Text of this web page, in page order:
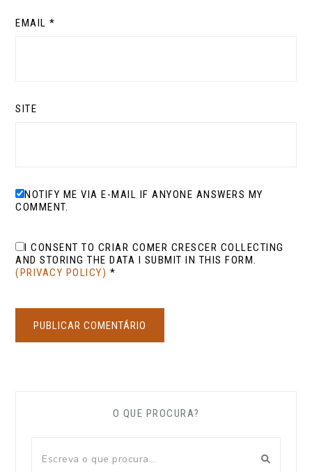
EMAIL *
SITE
NOTIFY ME VIA E-MAIL IF ANYONE ANSWERS MY
COMMENT.
I CONSENT TO CRIAR COMER CRESCER COLLECTING
AND STORING THE DATA I SUBMIT IN THIS FORM.
(PRIVACY POLICY) *
O QUE PROCURA?